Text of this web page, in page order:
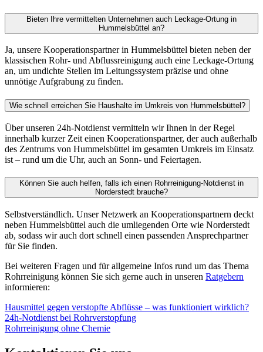
Kontaktieren Sie uns
Schildern Sie uns kurz Ihr Anliegen — wir vermitteln Ihnen
schnellstmöglich einen passenden Partner in Ihrer Nähe.
Vorname
Nachname *
Bitte tragen Sie Ihren Nachnamen ein.
E-Mail-Adresse *
Bitte tragen Sie eine gültige E-Mail-Adresse ein.
Telefonnummer
Worum geht es?
Straße und Hausnummer
PLZ *
Bitte tragen Sie eine 5-stellige PLZ ein.
Bitte tragen Sie einen Ort ein.
Bitte schildern Sie uns kurz Ihr Anliegen.
Bilder (optional)
Bis zu 3 Bilder als JPG oder PNG, je maximal 5 MB.
Ich bin damit einverstanden, dass die von mir übersandten Daten
gemäß derDatenschutzerklärungzur Kontaktaufnahme gespeichert
werden. *
Bitte stimmen Sie der Datenspeicherung zu.